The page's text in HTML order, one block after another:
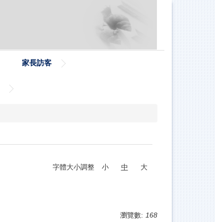
家長訪客
字體大小調整 小 中
大
瀏覽數: 168